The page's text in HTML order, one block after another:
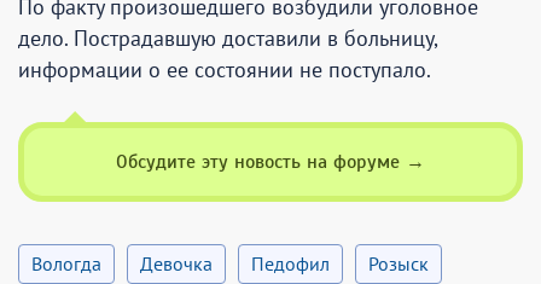
По факту произошедшего возбудили уголовное
дело. Пострадавшую доставили в больницу,
информации о ее состоянии не поступало.
Обсудите эту новость на форуме →
вологда девочка педофил розыск